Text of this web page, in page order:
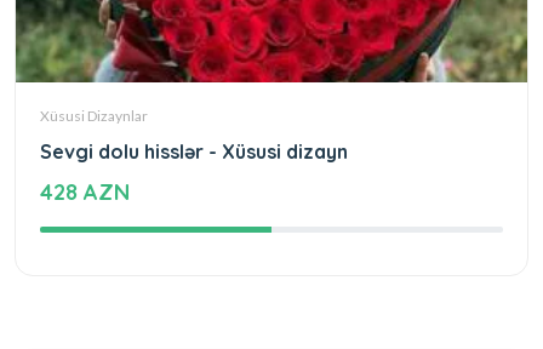
Xüsusi Dizaynlar
Sevgi dolu hisslər - Xüsusi dizayn
428 AZN